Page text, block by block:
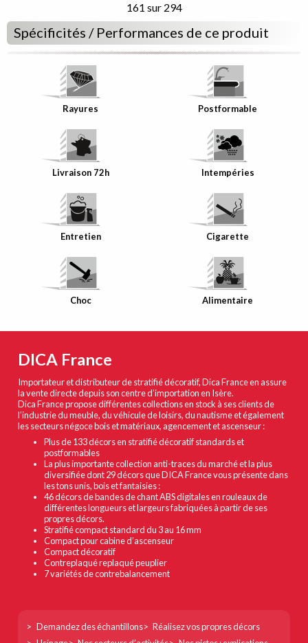
161 sur 294
Spécificités / Performances de ce produit
Rayures Postformable
Livraison 72h Intempéries
Entretien Cigarette
Choc Alimentaire
DICA France
Importateur et distributeur de stratifié décoratif, Dica France en assure
la vente directe depuis son centre d’importation en Isère.
Dica France propose différentes collections en stock à ses clients de
l’industrie du meuble, du véhicule de loisirs, du nautisme et également
les secteurs négoce bois et matériaux, agencement et ascenseur :
Plus de 133 décors en stratifié décoratif standards et
postformables
La plus importante collection anti-traces du marché et la plus
diversifiée dont 29 décors que DICA France vous présente dans
les tons unis, bois et fantaisies :
46 décors de bandes de chant ABS digitales en rouleaux de
différentes longueurs et largeurs fabriquées à partir de ses
propres décors.
Stratifié compact standard du 3 au 16 mm
Compact pour cabine d’ascenseur
Compact décoratif
Contreplaqué replaqué peuplier
7 variétés de contrebalancement
Footer
col
Demandez des échantillons
Réalisez vos propres décors